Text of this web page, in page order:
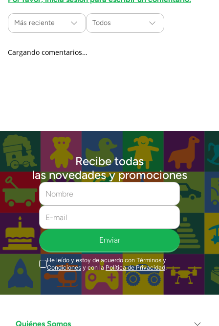
Más reciente Todos
Cargando comentarios…
Recibe todas
las novedades y promociones
Enviar
He leído y estoy de acuerdo con Términos y
Condiciones y con la Política de Privacidad.
Quiénes Somos